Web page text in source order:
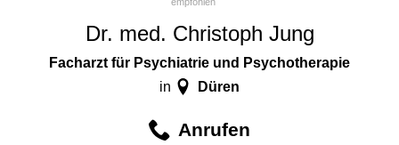
Dr. med. Christoph Jung
Facharzt für Psychiatrie und Psychotherapie
in Düren
Anrufen